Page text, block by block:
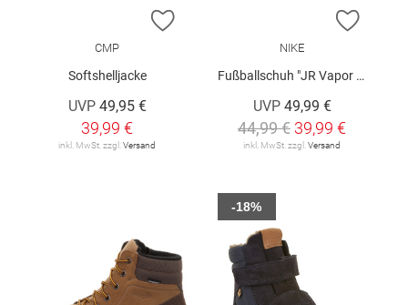
ZUR WUNSCHLISTE HINZUFÜGEN
CMP
Softshelljacke
UVP 49,95 €
39,99 €
inkl. MwSt. zzgl.Versand
ZUR
NIKE
Fußballschuh "JR Vapor 17 Club FG/MG"
UVP 49,99 €
44,99 € 39,99 €
inkl. MwSt. zzgl.Versand
-18%